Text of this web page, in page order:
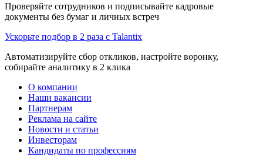
Проверяйте сотрудников и подписывайте кадровые
документы без бумаг и личных встреч
Ускорьте подбор в 2 раза с Talantix
Автоматизируйте сбор откликов, настройте воронку,
собирайте аналитику в 2 клика
О компании
Наши вакансии
Партнерам
Реклама на сайте
Новости и статьи
Инвесторам
Кандидаты по профессиям